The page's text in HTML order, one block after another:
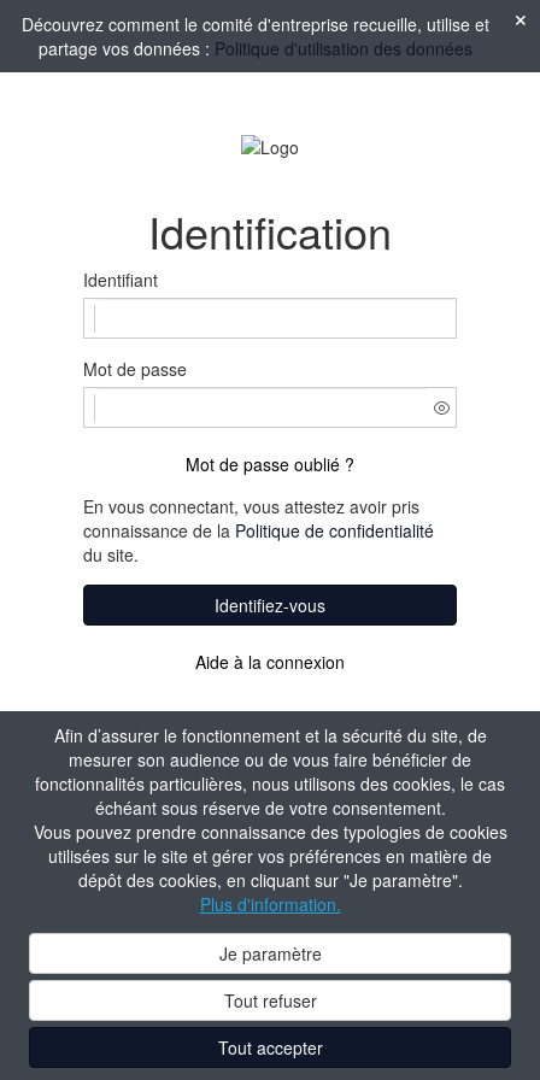
Afin d’assurer le fonctionnement et la sécurité du site, de
mesurer son audience ou de vous faire bénéficier de
fonctionnalités particulières, nous utilisons des cookies, le cas
échéant sous réserve de votre consentement.
Vous pouvez prendre connaissance des typologies de cookies
utilisées sur le site et gérer vos préférences en matière de
dépôt des cookies, en cliquant sur "Je paramètre".
Plus d'information.
Je paramètre
Tout refuser
Tout accepter
Découvrez comment le comité d'entreprise recueille, utilise et
partage vos données : Politique d'utilisation des données
Identification
Identifiant
Mot de passe
Mot de passe oublié ?
En vous connectant, vous attestez avoir pris
connaissance de la Politique de confidentialité
du site.
Identifiez-vous
Aide à la connexion